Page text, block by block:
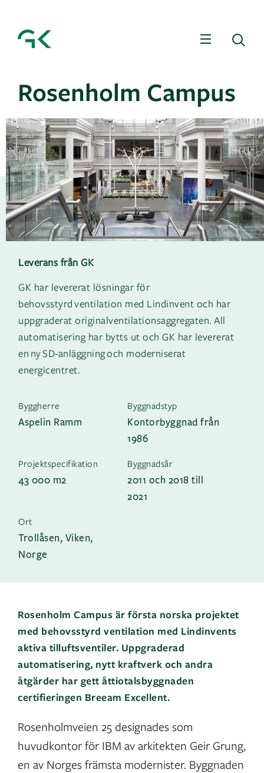
Meny
Rosenholm Campus
Leverans från GK
GK har levererat lösningar för
behovsstyrd ventilation med Lindinvent och har
uppgraderat originalventilationsaggregaten. All
automatisering har bytts ut och GK har levererat
en ny SD-anläggning och moderniserat
energicentret.
Byggherre
Aspelin Ramm
Byggnadstyp
Kontorbyggnad från
1986
Projektspecifikation
43 000 m2
Byggnadsår
2011 och 2018 till
2021
Ort
Trollåsen, Viken,
Norge
Rosenholm Campus är första norska projektet
med behovsstyrd ventilation med Lindinvents
aktiva tilluftsventiler. Uppgraderad
automatisering, nytt kraftverk och andra
åtgärder har gett åttiotalsbyggnaden
certifieringen Breeam Excellent.
Rosenholmveien 25 designades som
huvudkontor för IBM av arkitekten Geir Grung,
en av Norges främsta modernister. Byggnaden